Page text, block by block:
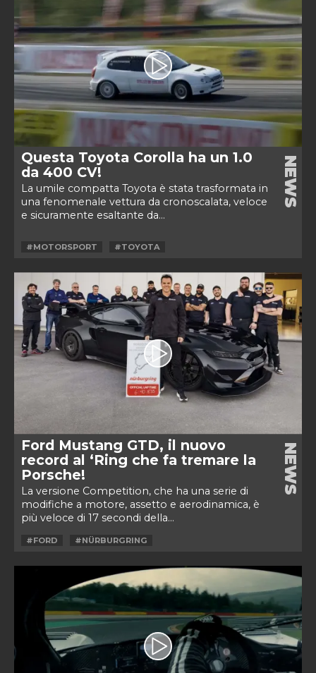
Questa Toyota Corolla ha un 1.0
da 400 CV!
La umile compatta Toyota è stata trasformata in
una fenomenale vettura da cronoscalata, veloce
e sicuramente esaltante da...
NEWS
#MOTORSPORT #TOYOTA
Ford Mustang GTD, il nuovo
record al ‘Ring che fa tremare la
Porsche!
La versione Competition, che ha una serie di
modifiche a motore, assetto e aerodinamica, è
più veloce di 17 secondi della...
NEWS
#FORD #NÜRBURGRING